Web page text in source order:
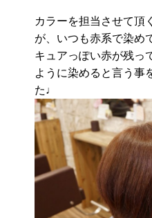
カラーを担当させて頂
が、いつも赤系で染め
キュアっぽい赤が残っ
ように染めると言う事
た♩